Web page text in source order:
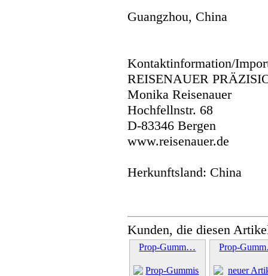
Guangzhou, China
Kontaktinformation/
REISENAUER
Monika Reisenauer
Hochfellnstr. 68
D-83346 Bergen
www.reisenauer.de
Herkunftsland: China
Kunden, die diesen
Prop-Gumm… Prop-